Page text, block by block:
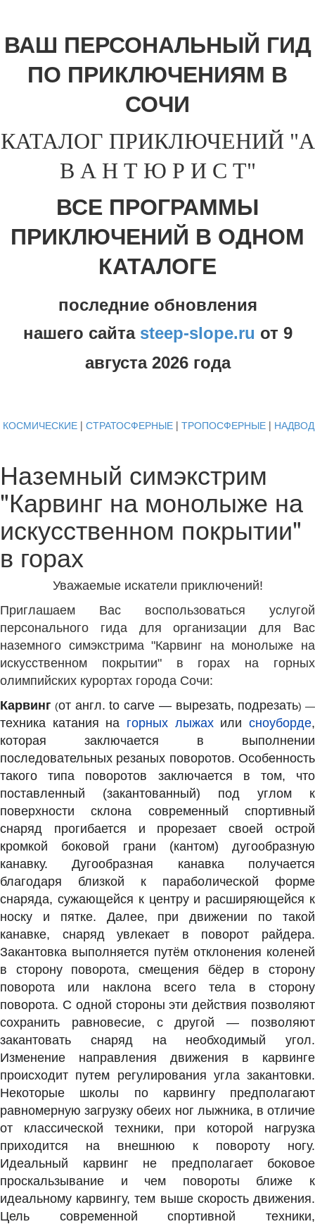
ВАШ ПЕРСОНАЛЬНЫЙ ГИД
ПО ПРИКЛЮЧЕНИЯМ В
СОЧИ
КАТАЛОГ ПРИКЛЮЧЕНИЙ "А
В А Н Т Ю Р И С Т"
ВСЕ ПРОГРАММЫ
ПРИКЛЮЧЕНИЙ В ОДНОМ
КАТАЛОГЕ
последние обновления
нашего сайта steep-slope.ru от 9
августа 2026 года
КОСМИЧЕСКИЕ | СТРАТОСФЕРНЫЕ | ТРОПОСФЕРНЫЕ |
Наземный симэкстрим
"Карвинг на монолыже на
искусственном покрытии"
в горах
Уважаемые искатели приключений!
Приглашаем Вас воспользоваться услугой
персонального гида для организации для Вас
наземного симэкстрима "Карвинг на монолыже на
искусственном покрытии" в горах на горных
олимпийских курортах города Сочи:
Карвинг (от англ. to carve — вырезать, подрезать) —
техника катания на горных лыжах или сноуборде,
которая заключается в выполнении
последовательных резаных поворотов. Особенность
такого типа поворотов заключается в том, что
поставленный (закантованный) под углом к
поверхности склона современный спортивный
снаряд прогибается и прорезает своей острой
кромкой боковой грани (кантом) дугообразную
канавку. Дугообразная канавка получается
благодаря близкой к параболической форме
снаряда, сужающейся к центру и расширяющейся к
носку и пятке. Далее, при движении по такой
канавке, снаряд увлекает в поворот райдера.
Закантовка выполняется путём отклонения коленей
в сторону поворота, смещения бёдер в сторону
поворота или наклона всего тела в сторону
поворота. С одной стороны эти действия позволяют
сохранить равновесие, с другой — позволяют
закантовать снаряд на необходимый угол.
Изменение направления движения в карвинге
происходит путем регулирования угла закантовки.
Некоторые школы по карвингу предполагают
равномерную загрузку обеих ног лыжника, в отличие
от классической техники, при которой нагрузка
приходится на внешнюю к повороту ногу.
Идеальный карвинг не предполагает боковое
проскальзывание и чем повороты ближе к
идеальному карвингу, тем выше скорость движения.
Цель современной спортивной техники,